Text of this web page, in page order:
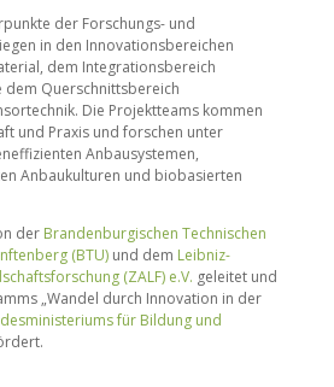
der Forschungs- und
in den Innovationsbereichen
dem Integrationsbereich
dem Querschnittsbereich
Die Projektteams kommen
und Praxis und forschen unter
Anbausystemen,
Anbaukulturen und biobasierten
der Brandenburgischen Technischen
(BTU) und dem Leibniz-
(ZALF) e.V. geleitet und
„Wandel durch Innovation in der
für Bildung und